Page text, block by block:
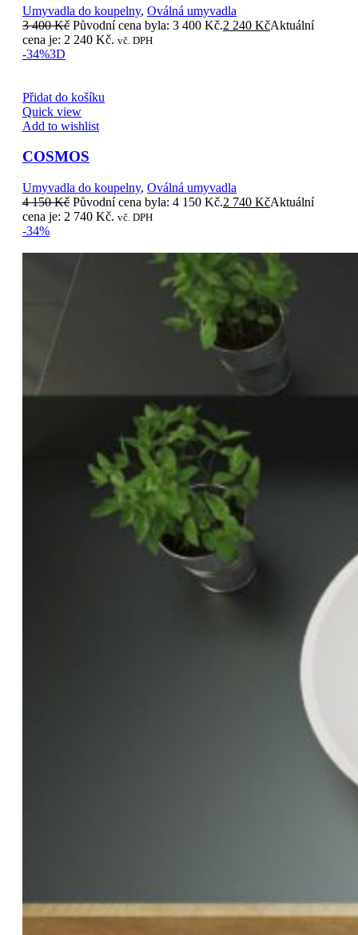
Umyvadla do koupelny, Oválná umyvadla
3 400Kč Původní cena byla: 3 400 Kč.2 240 KčAktuální
cena je: 2 240 Kč. vč. DPH
-34%3D
Přidat do košíku
Quick view
Add to wishlist
COSMOS
Umyvadla do koupelny, Oválná umyvadla
4 150Kč Původní cena byla: 4 150 Kč.2 740 KčAktuální
cena je: 2 740 Kč. vč. DPH
-34%